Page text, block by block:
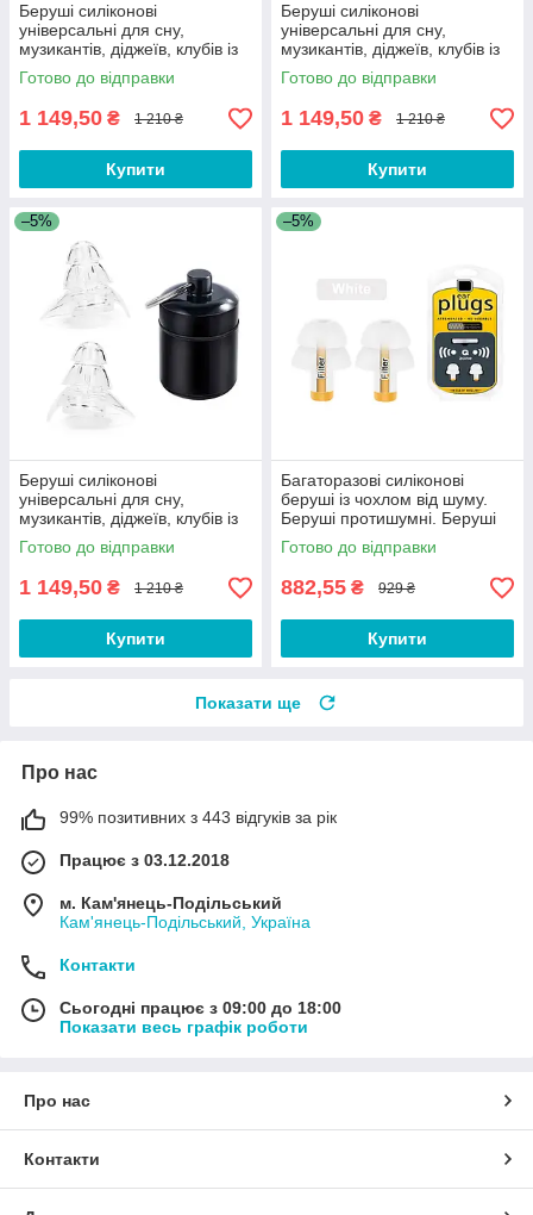
Беруші силіконові
універсальні для сну,
музикантів, діджеїв, клубів із
контейнером Silicone Ear Pro
Blue
Готово до відправки
1 149,50 ₴ 1 210 ₴
Купити
Беруші силіконові
універсальні для сну,
музикантів, діджеїв, клубів із
контейнером Silicone Ear Pro
Black
Готово до відправки
1 149,50 ₴ 1 210 ₴
Купити
–5%
Беруші силіконові
універсальні для сну,
музикантів, діджеїв, клубів із
контейнером Silicone Ear
Plugs Pro
Готово до відправки
1 149,50 ₴ 1 210 ₴
Купити
–5%
Багаторазові силіконові
беруші із чохлом від шуму.
Беруші протишумні. Беруші
для сну Filter Ear Plugs White
Готово до відправки
882,55 ₴ 929 ₴
Купити
Показати ще
Про нас
99% позитивних з 443 відгуків за рік
Працює з 03.12.2018
м. Кам'янець-Подільський
Кам'янець-Подільський, Україна
Контакти
Сьогодні працює з 09:00 до 18:00
Показати весь графік роботи
Про нас
Контакти